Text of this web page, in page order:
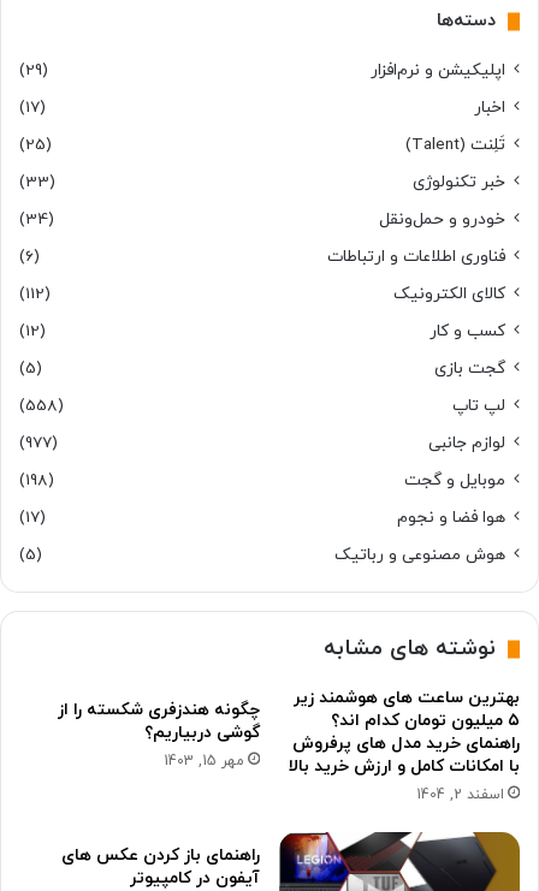
دسته‌ها
اپلیکیشن و نرم‌افزار
(29)
اخبار
(17)
تَلِنت (Talent)
(25)
خبر تکنولوژی
(33)
خودرو و حمل‌و‌نقل
(34)
فناوری اطلاعات و ارتباطات
(6)
کالای الکترونیک
(112)
کسب و کار
(12)
گجت بازی
(5)
لپ تاپ
(558)
لوازم جانبی
(977)
موبایل و گجت
(198)
هوا فضا و نجوم
(17)
هوش مصنوعی و رباتیک
(5)
نوشته های مشابه
بهترین ساعت های هوشمند زیر
۵ میلیون تومان کدام اند؟
راهنمای خرید مدل های پرفروش
با امکانات کامل و ارزش خرید بالا
اسفند 2, 1404
چگونه هندزفری شکسته را از
گوشی دربیاریم؟
مهر 15, 1403
راهنمای باز کردن عکس های
آیفون در کامپیوتر